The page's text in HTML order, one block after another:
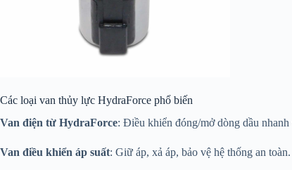
Các loại van thủy lực HydraForce phổ biến
Van điện từ HydraForce: Điều khiển đóng/mở dòng dầu nhanh
Van điều khiển áp suất: Giữ áp, xả áp, bảo vệ hệ thống an toàn.